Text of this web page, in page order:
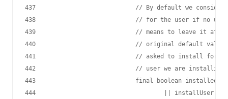
437                            // By default we consider
438                            // for the user if no user
439                            // means to leave it at its
440                            // original default value is
441                            // asked to install for all
442                            // user we are installing
443                            final boolean installed =
444                                    ||